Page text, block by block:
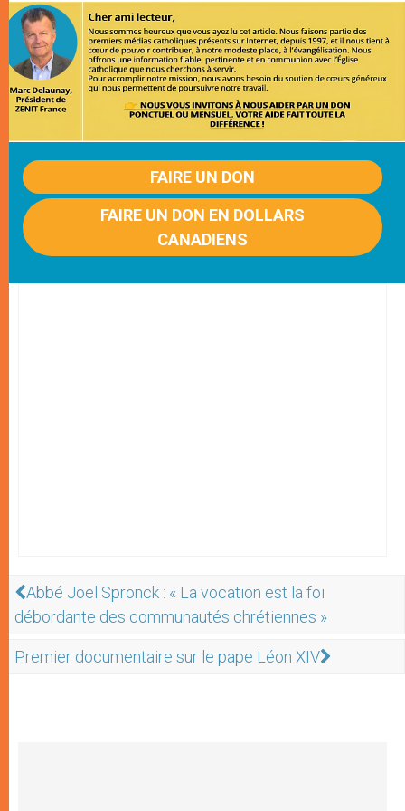
FAIRE UN DON
FAIRE UN DON EN DOLLARS
CANADIENS
Abbé Joël Spronck : « La vocation est la foi
débordante des communautés chrétiennes »
Premier documentaire sur le pape Léon XIV